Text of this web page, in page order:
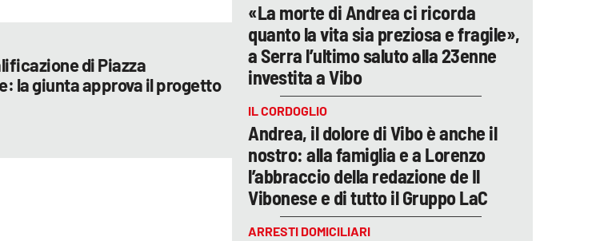
di Piazza
la giunta approva il progetto
«La morte di Andrea ci ricorda
quanto la vita sia preziosa e fragile»,
a Serra l’ultimo saluto alla 23enne
investita a Vibo
IL CORDOGLIO
Andrea, il dolore di Vibo è anche il
nostro: alla famiglia e a Lorenzo
l’abbraccio della redazione de Il
Vibonese e di tutto il Gruppo LaC
ARRESTI DOMICILIARI